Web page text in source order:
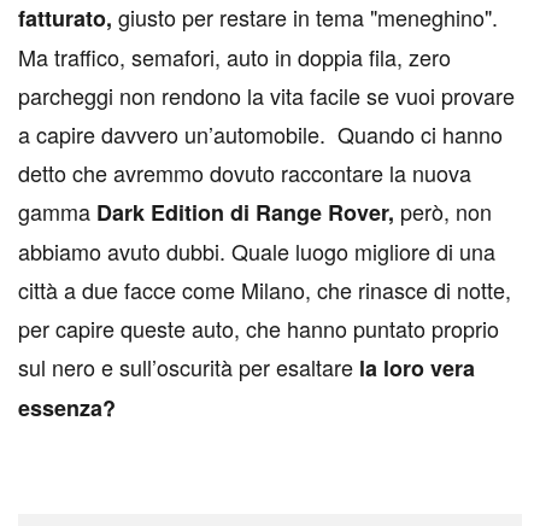
fatturato, giusto per restare in tema "meneghino".
Ma traffico, semafori, auto in doppia fila, zero
parcheggi non rendono la vita facile se vuoi provare
a capire davvero un’automobile. Quando ci hanno
detto che avremmo dovuto raccontare la nuova
gamma Dark Edition di Range Rover, però, non
abbiamo avuto dubbi. Quale luogo migliore di una
città a due facce come Milano, che rinasce di notte,
per capire queste auto, che hanno puntato proprio
sul nero e sull’oscurità per esaltare la loro vera
essenza?